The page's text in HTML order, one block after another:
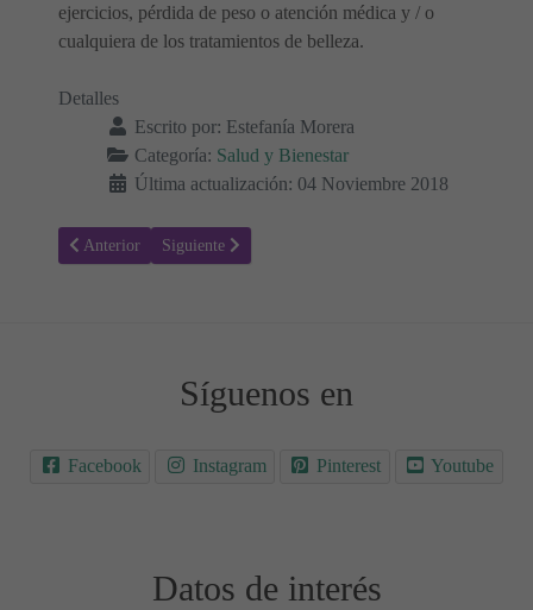
ejercicios, pérdida de peso o atención médica y / o
cualquiera de los tratamientos de belleza.
Detalles
Escrito por: Estefanía Morera
Categoría: Salud y Bienestar
Última actualización: 04 Noviembre 2018
Artículo anterior: 10 beneficios del té de ginseng para la salud
Anterior Artículo siguiente: Consejos para mejorar la memoria
Siguiente
Síguenos en
Facebook Instagram Pinterest Youtube
Datos de interés